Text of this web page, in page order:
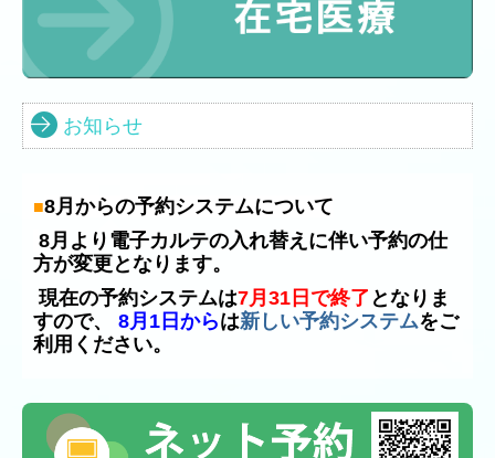
お知らせ
■8月からの予約システムについて
8月より電子カルテの入れ替えに伴い予約の仕
方が変更となります。
現在の予約システムは7月31日で終了 となりま
すので、
8月1日からは新しい予約システムをご
利用ください。